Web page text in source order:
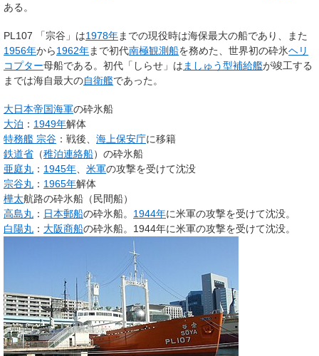
ある。
PL107 「宗谷」は1978年までの現役時は海保最大の船であり、また
1956年から1962年まで初代南極観測船を務めた、世界初の砕氷ヘリ
コプター母船である。初代「しらせ」は ましゅう型補給艦が竣工する
までは海自最大の自衛艦であった。
大日本帝国海軍の砕氷船
大泊 ： 1949年解体
特務艦 宗谷 ：戦後、 海上保安庁に移籍
鉄道省 （稚泊連絡船）の砕氷船
亜庭丸 ： 1945年 米軍の攻撃を受けて沈没
宗谷丸 ： 1965年解体
樺太航路の砕氷船（民間船）
高島丸 ： 日本郵船の砕氷船。 1944年に米軍の攻撃を受けて沈没。
白陽丸 ： 大阪商船の砕氷船。1944年に米軍の攻撃を受けて沈没。